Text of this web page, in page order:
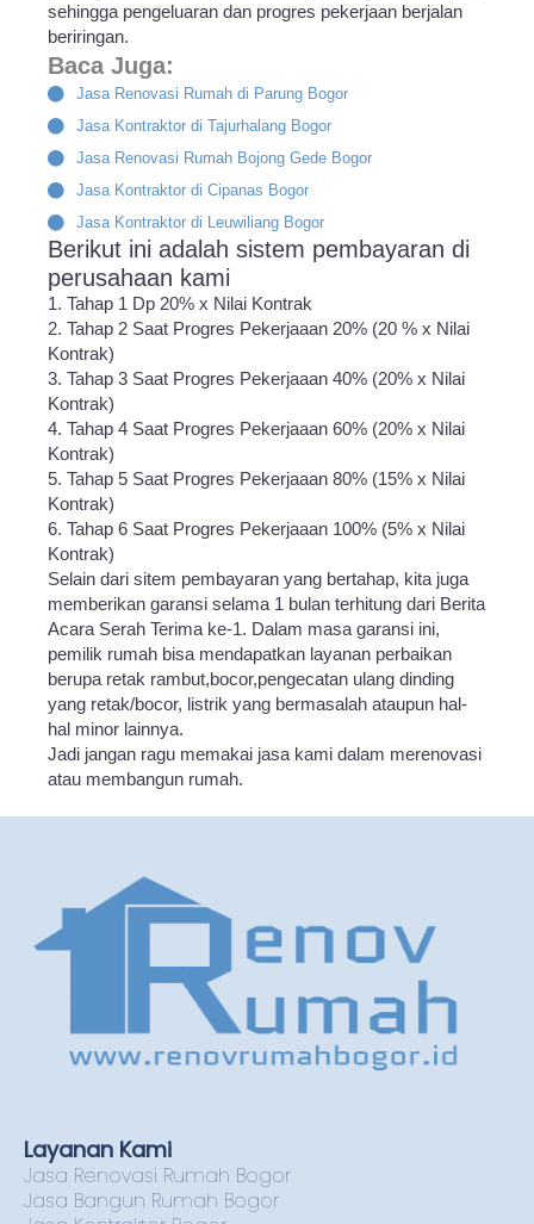
sehingga pengeluaran dan progres pekerjaan berjalan
beriringan.
Baca Juga:
Jasa Renovasi Rumah di Parung Bogor
Jasa Kontraktor di Tajurhalang Bogor
Jasa Renovasi Rumah Bojong Gede Bogor
Jasa Kontraktor di Cipanas Bogor
Jasa Kontraktor di Leuwiliang Bogor
Berikut ini adalah sistem pembayaran di
perusahaan kami
1. Tahap 1 Dp 20% x Nilai Kontrak
2. Tahap 2 Saat Progres Pekerjaaan 20% (20 % x Nilai
Kontrak)
3. Tahap 3 Saat Progres Pekerjaaan 40% (20% x Nilai
Kontrak)
4. Tahap 4 Saat Progres Pekerjaaan 60% (20% x Nilai
Kontrak)
5. Tahap 5 Saat Progres Pekerjaaan 80% (15% x Nilai
Kontrak)
6. Tahap 6 Saat Progres Pekerjaaan 100% (5% x Nilai
Kontrak)
Selain dari sitem pembayaran yang bertahap, kita juga
memberikan garansi selama 1 bulan terhitung dari Berita
Acara Serah Terima ke-1. Dalam masa garansi ini,
pemilik rumah bisa mendapatkan layanan perbaikan
berupa retak rambut,bocor,pengecatan ulang dinding
yang retak/bocor, listrik yang bermasalah ataupun hal-
hal minor lainnya.
Jadi jangan ragu memakai jasa kami dalam merenovasi
atau membangun rumah.
Layanan Kami
Jasa Renovasi Rumah Bogor
Jasa Bangun Rumah Bogor